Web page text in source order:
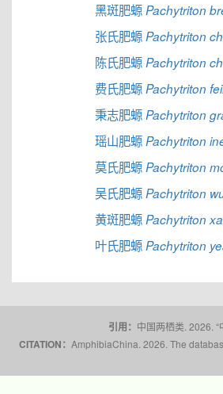
黑斑肥螈 Pachytriton
张氏肥螈 Pachytriton
陈氏肥螈 Pachytriton
费氏肥螈 Pachytriton
秉志肥螈 Pachytriton
瑶山肥螈 Pachytriton
莫氏肥螈 Pachytriton
吴氏肥螈 Pachytriton
黄斑肥螈 Pachytriton
叶氏肥螈 Pachytriton
引用： 中国两栖类. 2026.
CITATION： AmphibiaChina. 2026. The